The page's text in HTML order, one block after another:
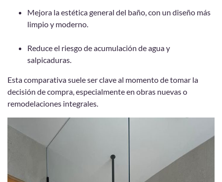
Mejora la estética general del baño, con un diseño más
limpio y moderno.
Reduce el riesgo de acumulación de agua y
salpicaduras.
Esta comparativa suele ser clave al momento de tomar la
decisión de compra, especialmente en obras nuevas o
remodelaciones integrales.